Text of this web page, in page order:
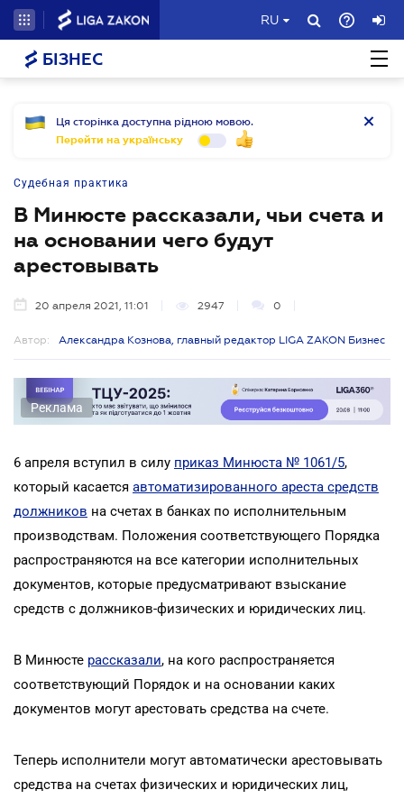
RU
БІЗНЕС
Ця сторінка доступна рідною мовою.
Перейти на українську
Судебная практика
В Минюсте рассказали, чьи счета и
на основании чего будут
арестовывать
20 апреля 2021, 11:01 2947 0
Автор: Александра Кознова, главный редактор LIGA ZAKON Бизнес
Реклама
6 апреля вступил в силу приказ Минюста № 1061/5,
который касается автоматизированного ареста средств
должников на счетах в банках по исполнительным
производствам. Положения соответствующего Порядка
распространяются на все категории исполнительных
документов, которые предусматривают взыскание
средств с должников-физических и юридических лиц.
В Минюсте рассказали, на кого распространяется
соответствующий Порядок и на основании каких
документов могут арестовать средства на счете.
Теперь исполнители могут автоматически арестовывать
средства на счетах физических и юридических лиц,